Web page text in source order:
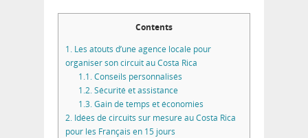
Contents
1. Les atouts d’une agence locale pour
organiser son circuit au Costa Rica
1.1.Conseils personnalisés
1.2.Sécurité et assistance
1.3.Gain de temps et économies
2. Idées de circuits sur mesure au Costa Rica
pour les Français en 15 jours